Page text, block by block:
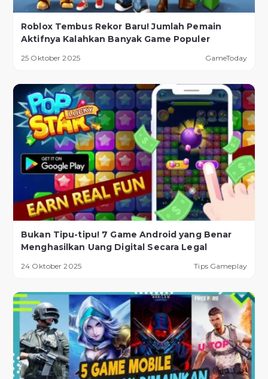
Roblox Tembus Rekor Baru! Jumlah Pemain
Aktifnya Kalahkan Banyak Game Populer
25 Oktober 2025 GameToday
Bukan Tipu-tipu! 7 Game Android yang Benar
Menghasilkan Uang Digital Secara Legal
24 Oktober 2025 Tips Gameplay